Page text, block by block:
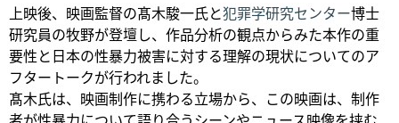
上映後、映画監督の髙木駿一氏と犯罪学研究センター博士
研究員の牧野が登壇し、作品分析の観点からみた本作の重
要性と日本の性暴力被害に対する理解の現状についてのア
フタートークが行われました。
髙木氏は、映画制作に携わる立場から、この映画は、制作